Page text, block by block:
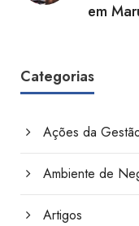
em
Categorias
Ações da
Ambiente de
Artigos